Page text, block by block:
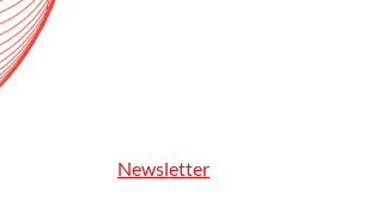
Newsletter